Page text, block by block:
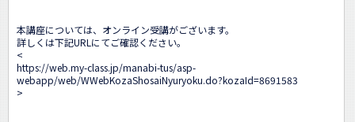
本講座については、オンライン受講がございます。
詳しくは下記URLにてご確認ください。
<
https://web.my-class.jp/manabi-tus/asp-
webapp/web/WWebKozaShosaiNyuryoku.do?kozaId=8691583
>